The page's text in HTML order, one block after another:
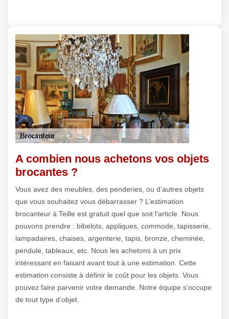
A combien nous achetons vos objets
brocantes ?
Vous avez des meubles, des penderies, ou d’autres objets
que vous souhaitez vous débarrasser ? L’estimation
brocanteur à Teille est gratuit quel que soit l’article. Nous
pouvons prendre : bibelots, appliques, commode, tapisserie,
lampadaires, chaises, argenterie, tapis, bronze, cheminée,
pendule, tableaux, etc. Nous les achetons à un prix
intéressant en faisant avant tout à une estimation. Cette
estimation consiste à définir le coût pour les objets. Vous
pouvez faire parvenir votre demande. Notre équipe s’occupe
de tout type d’objet.